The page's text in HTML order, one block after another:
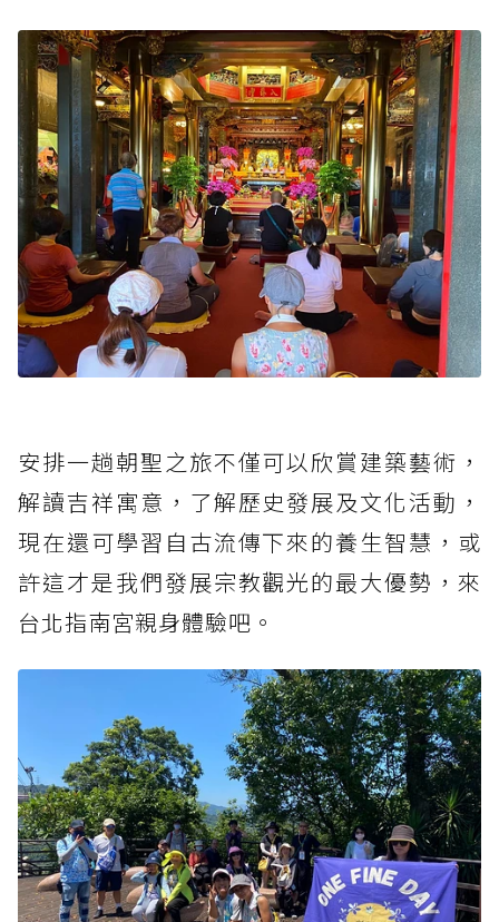
安排一趟朝聖之旅不僅可以欣賞建築藝術，
解讀吉祥寓意，了解歷史發展及文化活動，
現在還可學習自古流傳下來的養生智慧，或
許這才是我們發展宗教觀光的最大優勢，來
台北指南宮親身體驗吧。